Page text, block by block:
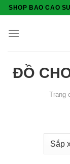
Skip
content
SHOP BAO CAO
ĐỒ
Trang